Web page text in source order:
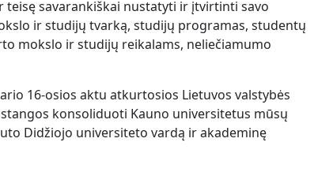
savarankiškai nustatyti ir įtvirtinti savo
ir studijų tvarką, studijų programas, studentų
mokslo ir studijų reikalams, neliečiamumo
16-osios aktu atkurtosios Lietuvos valstybės
konsoliduoti Kauno universitetus mūsų
Didžiojo universiteto vardą ir akademinę
bei skubotus veiksmus, rengiant